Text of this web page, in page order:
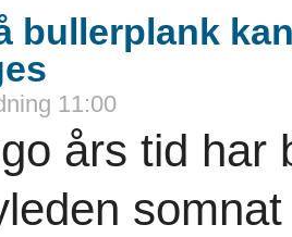
bullerplank
11:00
års tid har